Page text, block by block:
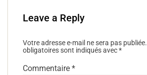
Leave a Reply
Votre adresse e-mail ne sera pas publiée.
obligatoires sont indiqués avec*
Commentaire *